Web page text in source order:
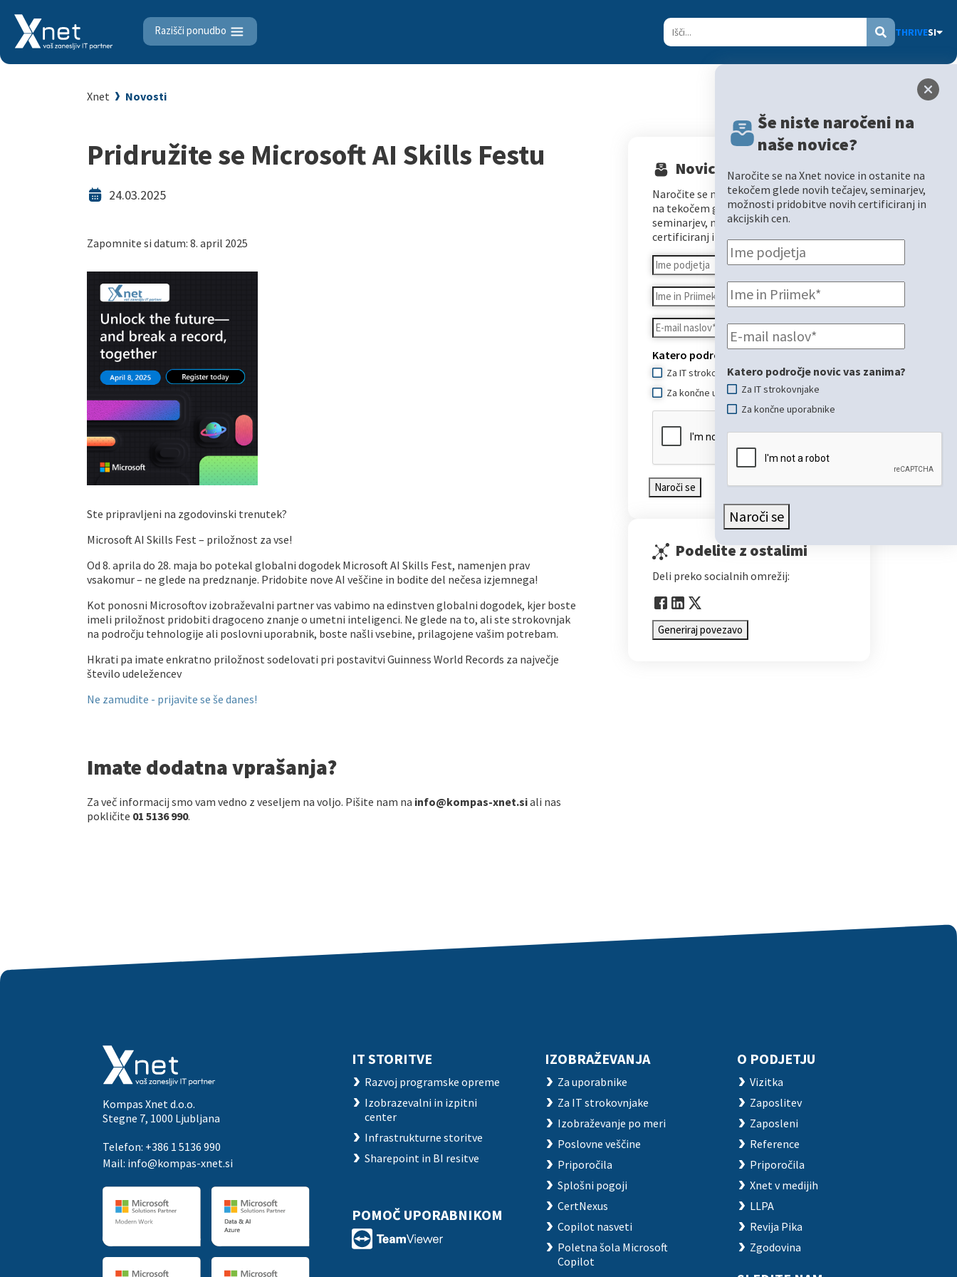
Razišči ponudbo THRIVESI
Xnet Novosti
Pridružite se Microsoft AI Skills Festu
24.03.2025
Zapomnite si datum: 8. april 2025
Ste pripravljeni na zgodovinski trenutek?
Microsoft AI Skills Fest – priložnost za vse!
Od 8. aprila do 28. maja bo potekal globalni dogodek Microsoft AI Skills Fest, namenjen prav
vsakomur – ne glede na predznanje. Pridobite nove AI veščine in bodite del nečesa izjemnega!
Kot ponosni Microsoftov izobraževalni partner vas vabimo na edinstven globalni dogodek, kjer boste
imeli priložnost pridobiti dragoceno znanje o umetni inteligenci. Ne glede na to, ali ste strokovnjak
na področju tehnologije ali poslovni uporabnik, boste našli vsebine, prilagojene vašim potrebam.
Hkrati pa imate enkratno priložnost sodelovati pri postavitvi Guinness World Records za največje
število udeležencev
Ne zamudite - prijavite se še danes!
Imate dodatna vprašanja?
Za več informacij smo vam vedno z veseljem na voljo. Pišite nam na info@kompas-xnet.siali nas
pokličite 01 5136 990.
Novice
Naročite se na Xnet novice in ostanite
na tekočem glede novih tečajev,
seminarjev, možnosti pridobitve novih
certificiranj in akcijskih cen.
Katero področje novic vas zanima?
Za IT strokovnjake
Za končne uporabnike
Naroči se
Podelite z ostalimi
Deli preko socialnih omrežij:
Generiraj povezavo
Še niste naročeni na
naše novice?
Naročite se na Xnet novice in ostanite na
tekočem glede novih tečajev, seminarjev,
možnosti pridobitve novih certificiranj in
akcijskih cen.
Katero področje novic vas zanima?
Za IT strokovnjake
Za končne uporabnike
Naroči se
Kompas Xnet d.o.o.
Stegne 7, 1000 Ljubljana
Telefon: +386 1 5136 990
Mail: info@kompas-xnet.si
IT STORITVE
Razvoj programske opreme
Izobrazevalni in izpitni
center
Infrastrukturne storitve
Sharepoint in BI resitve
POMOČ UPORABNIKOM
IZOBRAŽEVANJA
Za uporabnike
Za IT strokovnjake
Izobraževanje po meri
Poslovne veščine
Priporočila
Splošni pogoji
CertNexus
Copilot nasveti
Poletna šola Microsoft
Copilot
O PODJETJU
Vizitka
Zaposlitev
Zaposleni
Reference
Priporočila
Xnet v medijih
LLPA
Revija Pika
Zgodovina